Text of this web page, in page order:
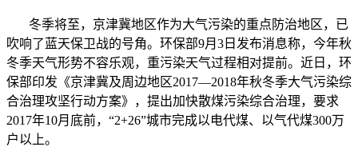
冬季将至，京津冀地区作为大气污染的重点防治地区，已
吹响了蓝天保卫战的号角。环保部9月3日发布消息称，今年秋
冬季天气形势不容乐观，重污染天气过程相对提前。近日，环
保部印发《京津冀及周边地区2017—2018年秋冬季大气污染综
合治理攻坚行动方案》，提出加快散煤污染综合治理，要求
2017年10月底前，“2+26”城市完成以电代煤、以气代煤300万
户以上。